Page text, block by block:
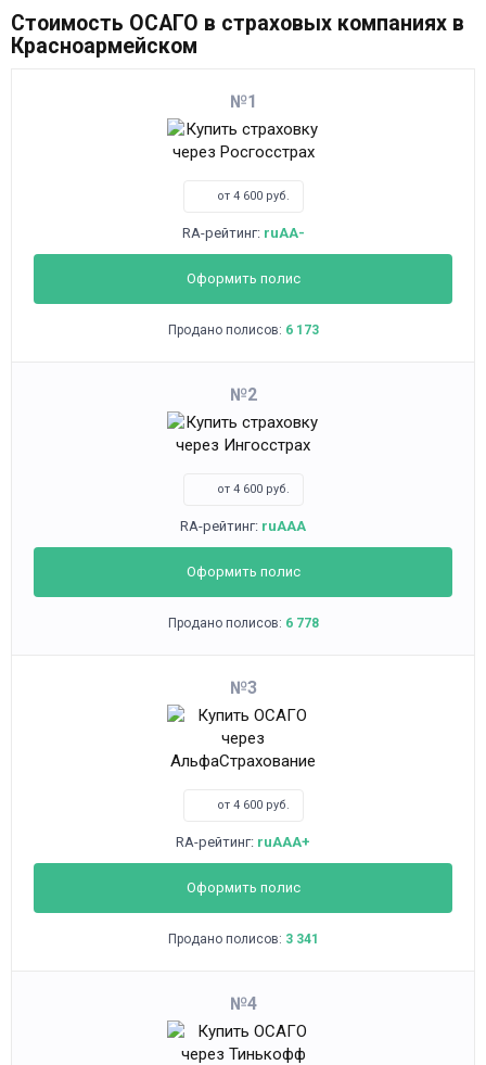
Стоимость ОСАГО в страховых компаниях в
Красноармейском
1
от 4 600 руб.
RA-рейтинг: ruAA-
Оформить полис
Продано полисов: 6 173
2
от 4 600 руб.
RA-рейтинг: ruAAA
Оформить полис
Продано полисов: 6 778
3
от 4 600 руб.
RA-рейтинг: ruAAA+
Оформить полис
Продано полисов: 3 341
4